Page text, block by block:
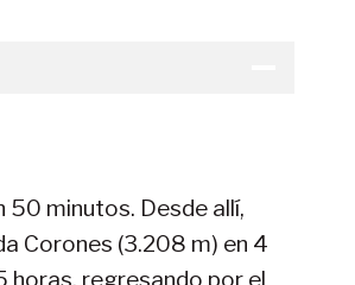
50 minutos. Desde allí,
Corones (3.208 m) en 4
horas, regresando por el